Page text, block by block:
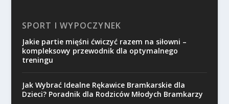
SPORT I WYPOCZYNEK
Jakie partie mięśni ćwiczyć razem na siłowni –
kompleksowy przewodnik dla optymalnego
treningu
Jak Wybrać Idealne Rękawice Bramkarskie dla
Dzieci? Poradnik dla Rodziców Młodych Bramkarzy